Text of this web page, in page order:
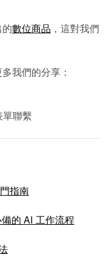
數位商品 ，這對我們
我們的分享：
單聯繫
指南
的 AI 工作流程